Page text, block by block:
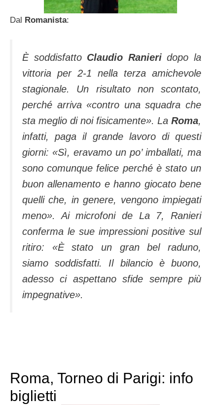
Dal Romanista:
È soddisfatto Claudio Ranieridopo la
vittoria per 2-1 nella terza amichevole
stagionale. Un risultato non scontato,
perché arriva «contro una squadra che
sta meglio di noi fisicamente». La Roma,
infatti, paga il grande lavoro di questi
giorni: «Sì, eravamo un po’ imballati, ma
sono comunque felice perché è stato un
buon allenamento e hanno giocato bene
quelli che, in genere, vengono impiegati
meno». Ai microfoni de La 7, Ranieri
conferma le sue impressioni positive sul
ritiro: «È stato un gran bel raduno,
siamo soddisfatti. Il bilancio è buono,
adesso ci aspettano sfide sempre più
impegnative».
Roma, Torneo di Parigi: info
biglietti